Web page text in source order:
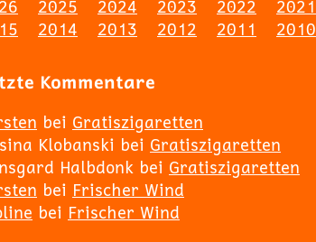
2025 2024 2023 2022 2021
2014 2013 2012 2011 2010
Kommentare
bei Gratiszigaretten
Klobanski bei Gratiszigaretten
Halbdonk bei Gratiszigaretten
bei Frischer Wind
bei Frischer Wind